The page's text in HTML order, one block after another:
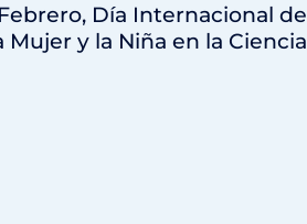
Febrero, Día Internacional de
Mujer y la Niña en la Ciencia